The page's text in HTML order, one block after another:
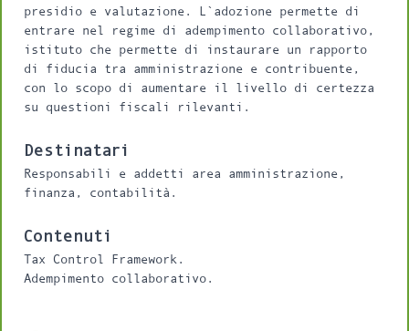
presidio e valutazione. L`adozione permette di
entrare nel regime di adempimento collaborativo,
istituto che permette di instaurare un rapporto
di fiducia tra amministrazione e contribuente,
con lo scopo di aumentare il livello di certezza
su questioni fiscali rilevanti.
Destinatari
Responsabili e addetti area amministrazione,
finanza, contabilità.
Contenuti
Tax Control Framework.
Adempimento collaborativo.